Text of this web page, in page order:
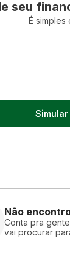
seu
É simples
Não
Conta pra
vai procurar